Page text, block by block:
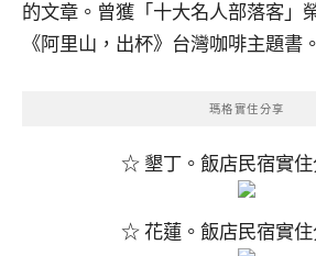
的文章。曾獲「十大名人部落客」
《阿里山，出杯》台灣咖啡主題書。
瑪格實住分享
☆ 墾丁。飯店民宿實
☆ 花蓮。飯店民宿實